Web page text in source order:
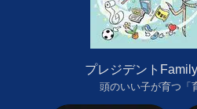
プレジデント
頭のいい子が育つ「